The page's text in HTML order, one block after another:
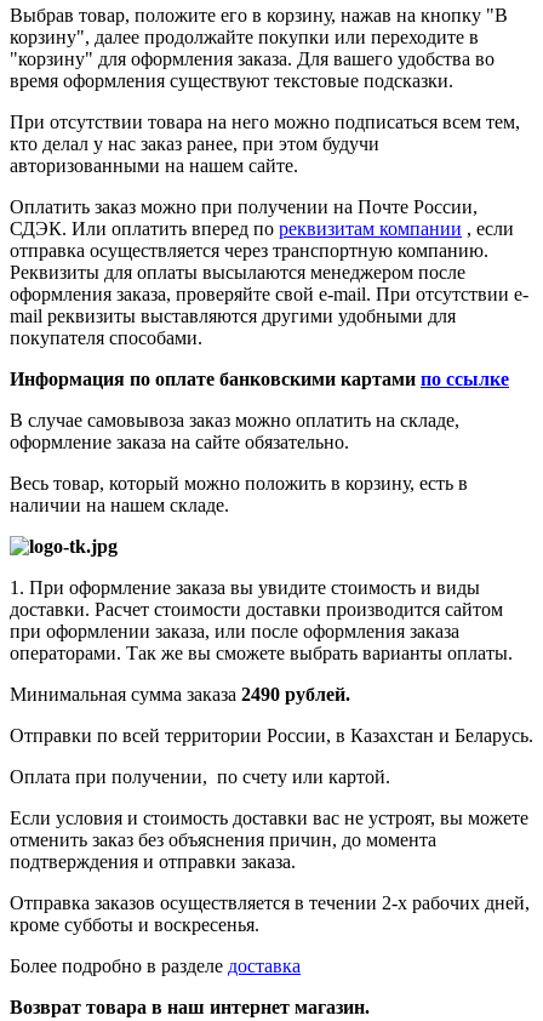
Выбрав товар, положите его в корзину, нажав на кнопку "В
корзину", далее продолжайте покупки или переходите в
"корзину" для оформления заказа. Для вашего удобства во
время оформления существуют текстовые подсказки.
При отсутствии товара на него можно подписаться всем тем,
кто делал у нас заказ ранее, при этом будучи
авторизованными на нашем сайте.
Оплатить заказ можно при получении на Почте России,
СДЭК. Или оплатить вперед по реквизитам компании , если
отправка осуществляется через транспортную компанию.
Реквизиты для оплаты высылаются менеджером после
оформления заказа, проверяйте свой e-mail. При отсутствии e-
mail реквизиты выставляются другими удобными для
покупателя способами.
Информация по оплате банковскими картами по ссылке
В случае самовывоза заказ можно оплатить на складе,
оформление заказа на сайте обязательно.
Весь товар, который можно положить в корзину, есть в
наличии на нашем складе.
1. При оформление заказа вы увидите стоимость и виды
доставки. Расчет стоимости доставки производится сайтом
при оформлении заказа, или после оформления заказа
операторами. Так же вы сможете выбрать варианты оплаты.
Минимальная сумма заказа 2490 рублей.
Отправки по всей территории России, в Казахстан и Беларусь.
Оплата при получении, по счету или картой.
Если условия и стоимость доставки вас не устроят, вы можете
отменить заказ без объяснения причин, до момента
подтверждения и отправки заказа.
Отправка заказов осуществляется в течении 2-х рабочих дней,
кроме субботы и воскресенья.
Более подробно в разделе доставка
Возврат товара в наш интернет магазин.